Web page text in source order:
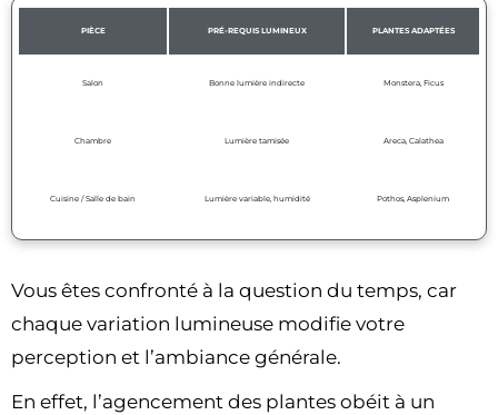
PIÈCE PRÉ-REQUIS LUMINEUX PLANTES ADAPTÉES
Salon Bonne lumière indirecte Monstera, Ficus
Chambre Lumière tamisée Areca, Calathea
Cuisine / Salle de bain Lumière variable, humidité Pothos, Asplenium
Vous êtes confronté à la question du temps, car
chaque variation lumineuse modifie votre
perception et l’ambiance générale.
En effet, l’agencement des plantes obéit à un